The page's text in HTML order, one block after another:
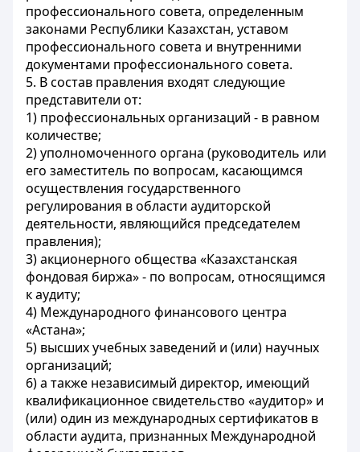
профессионального совета, определенным
законами Республики Казахстан, уставом
профессионального совета и внутренними
документами профессионального совета.
5. В состав правления входят следующие
представители от:
1) профессиональных организаций - в равном
количестве;
2) уполномоченного органа (руководитель или
его заместитель по вопросам, касающимся
осуществления государственного
регулирования в области аудиторской
деятельности, являющийся председателем
правления);
3) акционерного общества «Казахстанская
фондовая биржа» - по вопросам, относящимся
к аудиту;
4) Международного финансового центра
«Астана»;
5) высших учебных заведений и (или) научных
организаций;
6) а также независимый директор, имеющий
квалификационное свидетельство «аудитор» и
(или) один из международных сертификатов в
области аудита, признанных Международной